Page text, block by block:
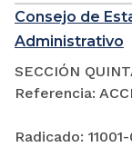
Consejo de
Administrativo
SECCIÓN
Referencia:
Radicado: